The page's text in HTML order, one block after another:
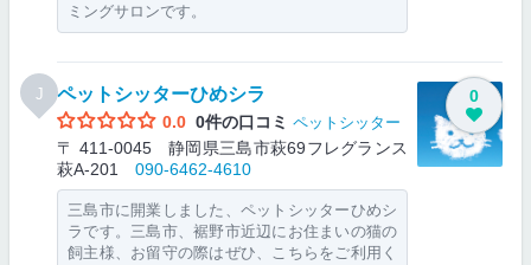
ミングサロンです。
J ペットシッターひめシラ
0.0 0件の口コミ ペットシッター
〒 411-0045 静岡県三島市萩69フレグランス
萩A-201 090-6462-4610
三島市に開業しました、ペットシッターひめシ
ラです。三島市、裾野市近辺にお住まいの猫の
飼主様、お留守の際はぜひ、こちらをご利用く
0